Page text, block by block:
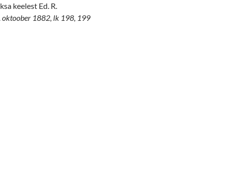
keelest Ed. R.
oktoober 1882, lk 198, 199